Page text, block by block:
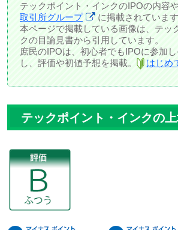
テックポイント・インクのIPOの内容
取引所グループ
に掲載されています
本ページで掲載している画像は、テッ
クの目論見書から引用しています。
庶民のIPOは、初心者でもIPOに参加
し、評価や初値予想を掲載。
はじめ
テックポイント・インクの上